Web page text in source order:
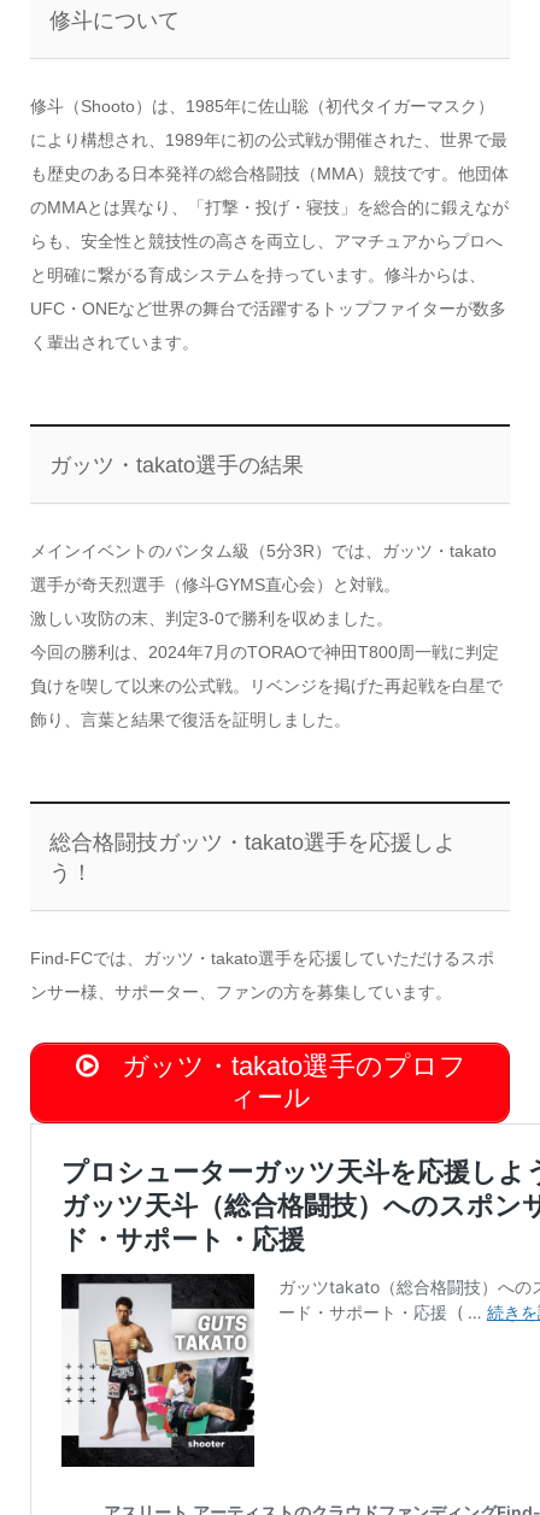
修斗について
修斗（Shooto）は、1985年に佐山聡（初代タイガーマスク）
により構想され、1989年に初の公式戦が開催された、世界で最
も歴史のある日本発祥の総合格闘技（MMA）競技です。他団体
のMMAとは異なり、「打撃・投げ・寝技」を総合的に鍛えなが
らも、安全性と競技性の高さを両立し、アマチュアからプロへ
と明確に繋がる育成システムを持っています。修斗からは、
UFC・ONEなど世界の舞台で活躍するトップファイターが数多
く輩出されています。
ガッツ・takato選手の結果
メインイベントのバンタム級（5分3R）では、ガッツ・takato
選手が奇天烈選手（修斗GYMS直心会）と対戦。
激しい攻防の末、判定3-0で勝利を収めました。
今回の勝利は、2024年7月のTORAOで神田T800周一戦に判定
負けを喫して以来の公式戦。リベンジを掲げた再起戦を白星で
飾り、言葉と結果で復活を証明しました。
総合格闘技ガッツ・takato選手を応援しよ
う！
Find-FCでは、ガッツ・takato選手を応援していただけるスポ
ンサー様、サポーター、ファンの方を募集しています。
ガッツ・takato選手のプロフ
ィール